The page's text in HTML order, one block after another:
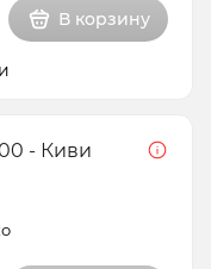
В корзину
- Киви